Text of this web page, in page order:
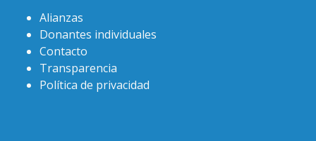
Alianzas
Donantes individuales
Contacto
Transparencia
Política de privacidad